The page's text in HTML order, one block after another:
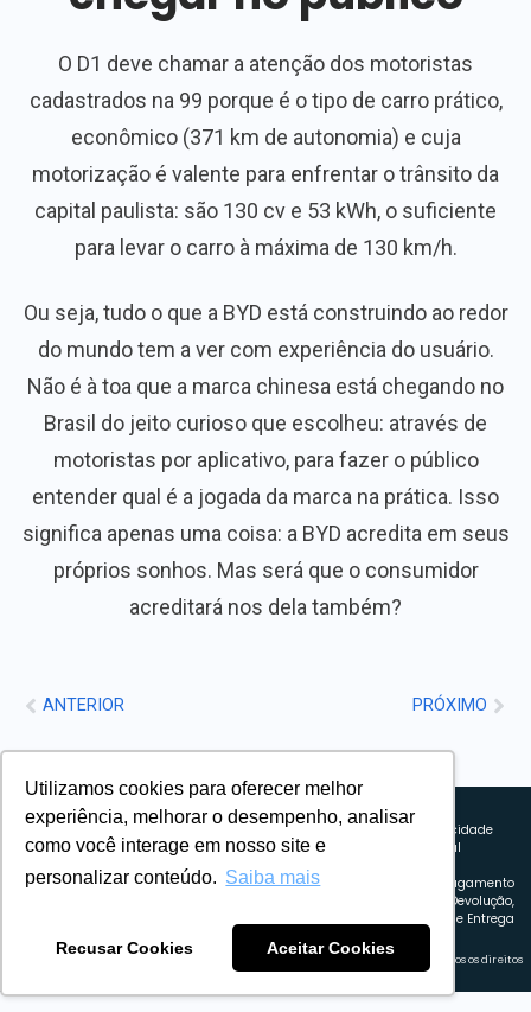
Utilizamos cookies para oferecer melhor
experiência, melhorar o desempenho, analisar
como você interage em nosso site e
personalizar conteúdo. Saiba mais
Recusar Cookies Aceitar Cookies
O D1 deve chamar a atenção dos motoristas
cadastrados na 99 porque é o tipo de carro prático,
econômico (371 km de autonomia) e cuja
motorização é valente para enfrentar o trânsito da
capital paulista: são 130 cv e 53 kWh, o suficiente
para levar o carro à máxima de 130 km/h.
Ou seja, tudo o que a BYD está construindo ao redor
do mundo tem a ver com experiência do usuário.
Não é à toa que a marca chinesa está chegando no
Brasil do jeito curioso que escolheu: através de
motoristas por aplicativo, para fazer o público
entender qual é a jogada da marca na prática. Isso
significa apenas uma coisa: a BYD acredita em seus
próprios sonhos. Mas será que o consumidor
acreditará nos dela também?
ANTERIOR PRÓXIMO
Explorando novos horizontes com
inovação e estratégia. Estamos
para um amanhã mais conectado e
Sobre nós
Política de privacidade
Política comercial
Política de Pagamento
Troca, Devolução,
Reembolso e Entrega
Retrocart Veiculos Eletricos LTDA CNPJ: 49.759.389/0001-42 | © 2024 Webeletrico. Todos os direitos